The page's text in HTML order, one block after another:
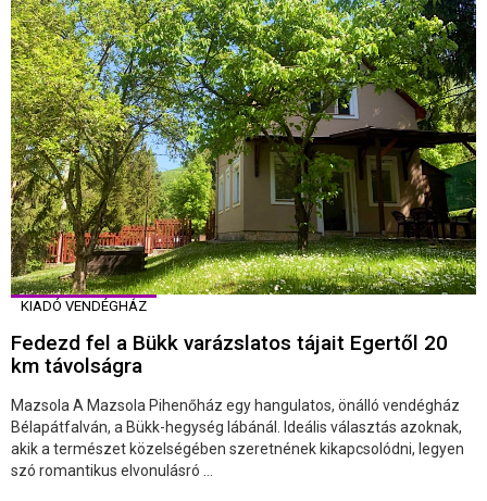
KIADÓ VENDÉGHÁZ
Fedezd fel a Bükk varázslatos tájait Egertől 20
km távolságra
Mazsola A Mazsola Pihenőház egy hangulatos, önálló vendégház
Bélapátfalván, a Bükk-hegység lábánál. Ideális választás azoknak,
akik a természet közelségében szeretnének kikapcsolódni, legyen
szó romantikus elvonulásró ...